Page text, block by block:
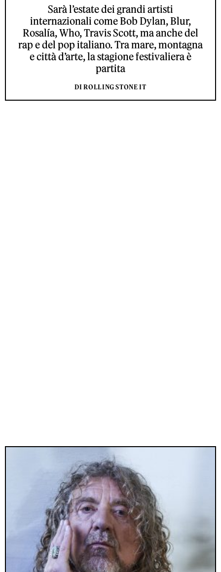
Sarà l’estate dei grandi artisti
internazionali come Bob Dylan, Blur,
Rosalía, Who, Travis Scott, ma anche del
rap e del pop italiano. Tra mare, montagna
e città d’arte, la stagione festivaliera è
partita
DI ROLLING STONE IT